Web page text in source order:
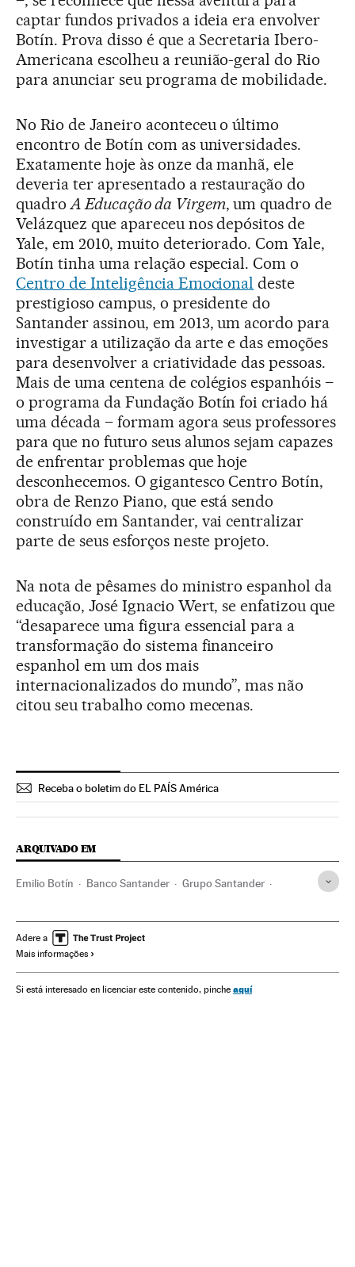
captar fundos privados a ideia era envolver
Botín. Prova disso é que a Secretaria Ibero-
Americana escolheu a reunião-geral do Rio
para anunciar seu programa de mobilidade.
No Rio de Janeiro aconteceu o último
encontro de Botín com as universidades.
Exatamente hoje às onze da manhã, ele
deveria ter apresentado a restauração do
quadroA Educação da Virgem, um quadro de
Velázquez que apareceu nos depósitos de
Yale, em 2010, muito deteriorado. Com Yale,
Botín tinha uma relação especial. Com o
Centro de Inteligência Emocional deste
prestigioso campus, o presidente do
Santander assinou, em 2013, um acordo para
investigar a utilização da arte e das emoções
para desenvolver a criatividade das pessoas.
Mais de uma centena de colégios espanhóis –
o programa da Fundação Botín foi criado há
uma década – formam agora seus professores
para que no futuro seus alunos sejam capazes
de enfrentar problemas que hoje
desconhecemos. O gigantesco Centro Botín,
obra de Renzo Piano, que está sendo
construído em Santander, vai centralizar
parte de seus esforços neste projeto.
Na nota de pêsames do ministro espanhol da
educação, José Ignacio Wert, se enfatizou que
“desaparece uma figura essencial para a
transformação do sistema financeiro
espanhol em um dos mais
internacionalizados do mundo”, mas não
citou seu trabalho como mecenas.
Receba o boletim do EL PAÍS América
ARQUIVADO EM
Emilio Botín Banco Santander Grupo Santander
Sistema educativo América Latina
Finanças
Adere a
Mais informações
Si está interesado en licenciar este contenido, pinche aquí